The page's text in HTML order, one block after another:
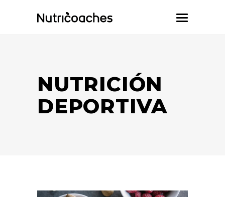
NUTRICIÓN
DEPORTIVA